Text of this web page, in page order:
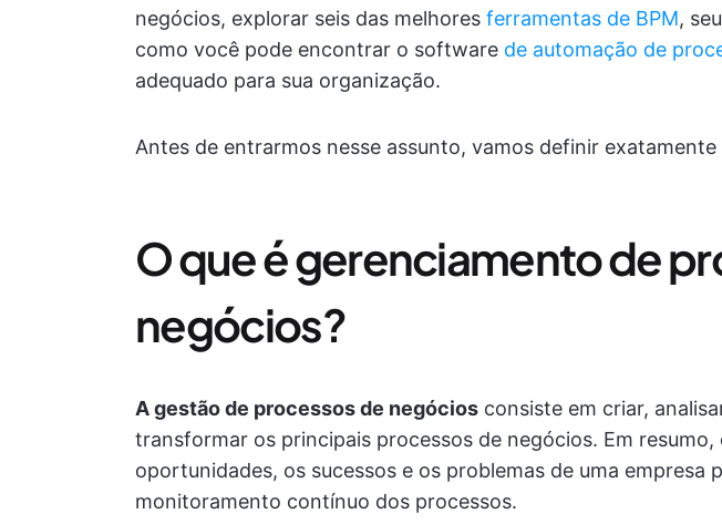
negócios, explorar seis das melhores ferramentas de BPM,
como você pode encontrar o software de automação de
adequado para sua organização.
Antes de entrarmos nesse assunto, vamos definir exatamente
O que é gerenciamento de
negócios?
A gestão de processos de negócios consiste em criar,
transformar os principais processos de negócios. Em resumo,
oportunidades, os sucessos e os problemas de uma empresa
monitoramento contínuo dos processos.